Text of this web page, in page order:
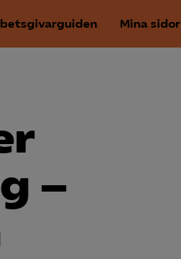
Mina sidor
–